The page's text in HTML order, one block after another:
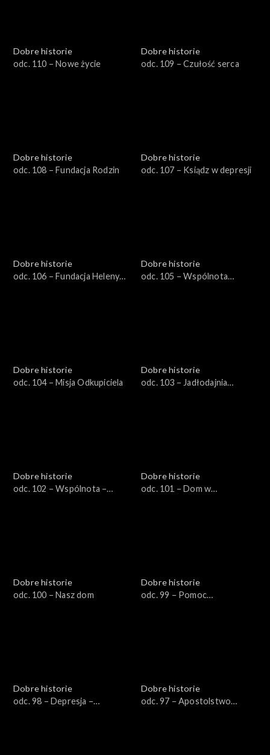
Dobre historie
odc. 110 – Nowe życie
Dobre historie
odc. 109 – Czułość serca
Dobre historie
odc. 108 – Fundacja Rodzin
Dobre historie
odc. 107 – Ksiądz w depresji
Dobre historie
odc. 106 – Fundacja Heleny
Dobre historie
odc. 105 – Wspólnota
Dobre historie
odc. 104 – Misja Odkupiciela
Dobre historie
odc. 103 – Jadłodajnia
Dobre historie
odc. 102 – Wspólnota –
Dobre historie
odc. 101 – Dom w
Dobre historie
odc. 100 – Nasz dom
Dobre historie
odc. 99 – Pomoc
Dobre historie
odc. 98 – Depresja –
Dobre historie
odc. 97 – Apostolstwo